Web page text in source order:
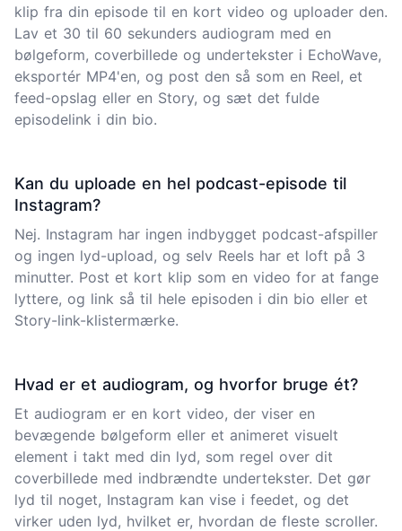
klip fra din episode til en kort video og uploader den.
Lav et 30 til 60 sekunders audiogram med en
bølgeform, coverbillede og undertekster i EchoWave,
eksportér MP4'en, og post den så som en Reel, et
feed-opslag eller en Story, og sæt det fulde
episodelink i din bio.
Kan du uploade en hel podcast-episode til
Instagram?
Nej. Instagram har ingen indbygget podcast-afspiller
og ingen lyd-upload, og selv Reels har et loft på 3
minutter. Post et kort klip som en video for at fange
lyttere, og link så til hele episoden i din bio eller et
Story-link-klistermærke.
Hvad er et audiogram, og hvorfor bruge ét?
Et audiogram er en kort video, der viser en
bevægende bølgeform eller et animeret visuelt
element i takt med din lyd, som regel over dit
coverbillede med indbrændte undertekster. Det gør
lyd til noget, Instagram kan vise i feedet, og det
virker uden lyd, hvilket er, hvordan de fleste scroller.